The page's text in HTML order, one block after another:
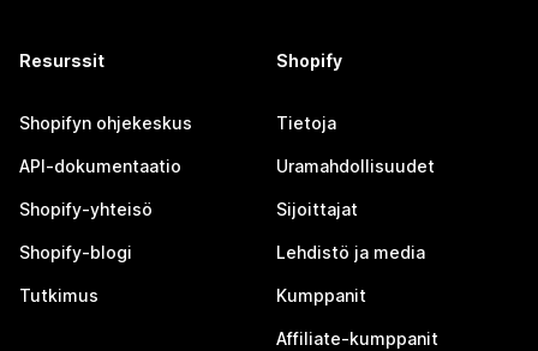
Resurssit
Shopifyn ohjekeskus
API-dokumentaatio
Shopify-yhteisö
Shopify-blogi
Tutkimus
Shopify
Tietoja
Uramahdollisuudet
Sijoittajat
Lehdistö ja media
Kumppanit
Affiliate-kumppanit